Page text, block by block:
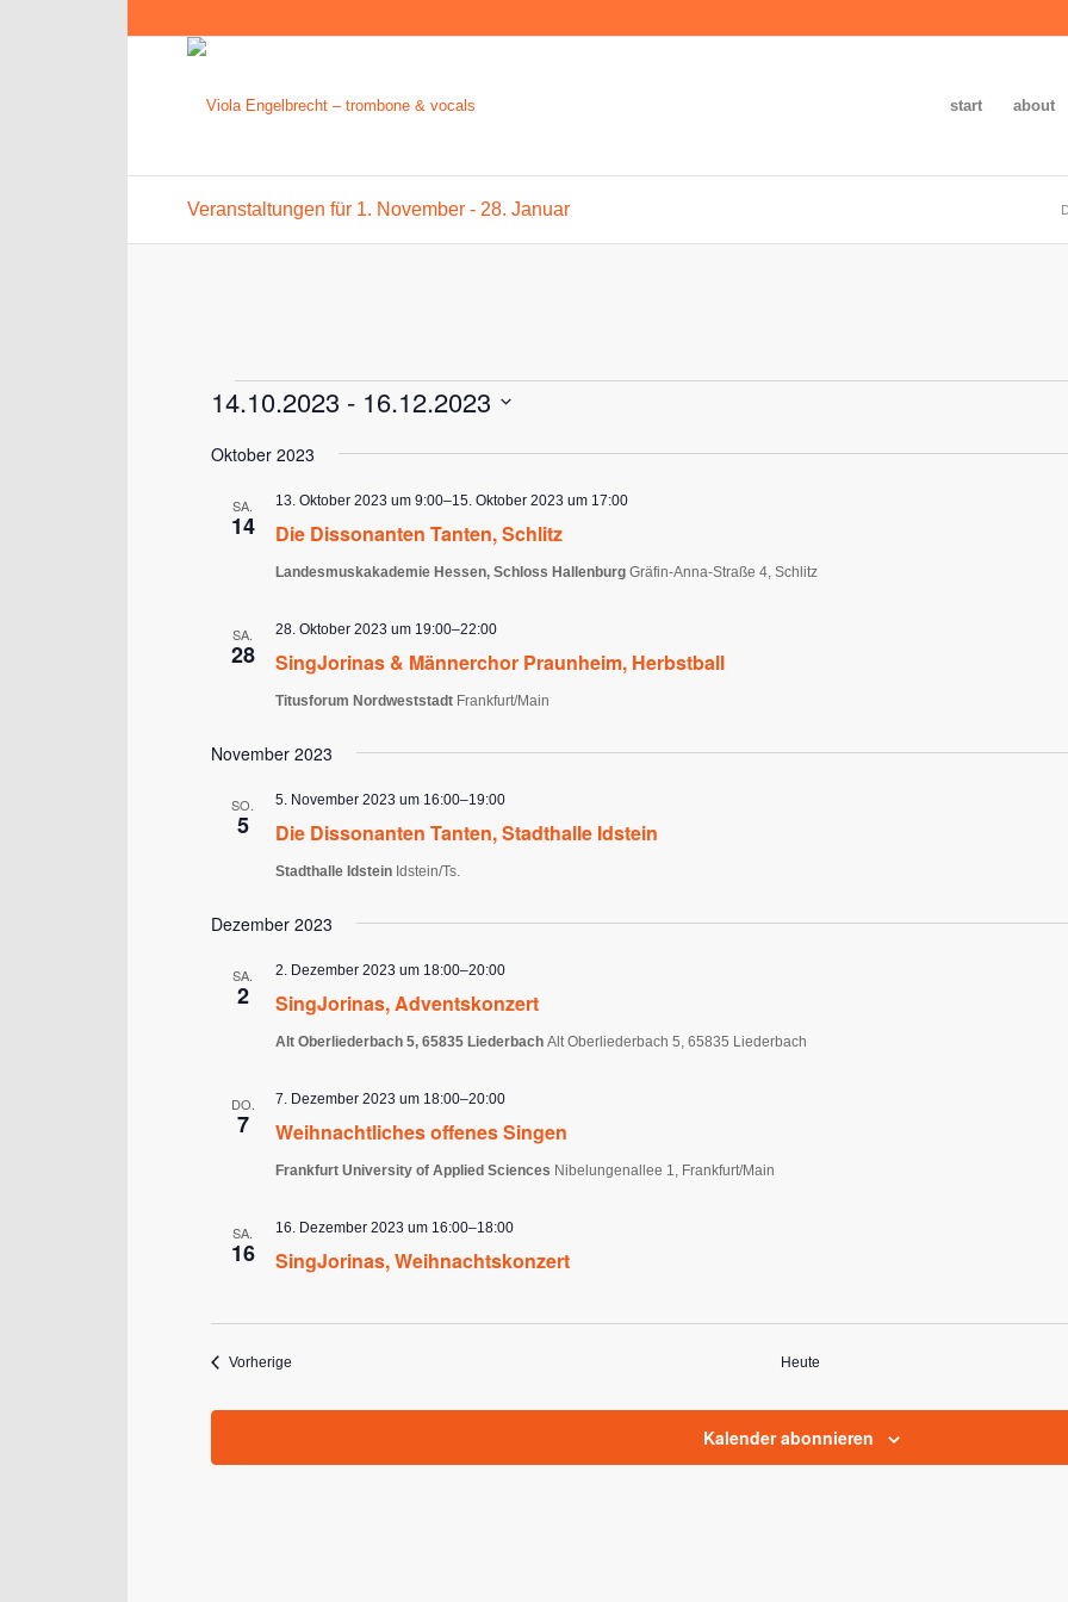
start about
Veranstaltungen für 1. November - 28. Januar
Veranstaltungen
14.10.2023 - 16.12.2023
wählen.
Oktober 2023
SA.
14 Die Dissonanten Tanten, Schlitz
13. Oktober 2023 um 9:00–15. Oktober 2023 um 17:00
Landesmuskakademie Hessen, Schloss Hallenburg Gräfin-Anna-Straße 4, Schlitz
SA.
28 SingJorinas & Männerchor Praunheim, Herbstball
28. Oktober 2023 um 19:00–22:00
Titusforum Nordweststadt Frankfurt/Main
November 2023
SO.
5 Die Dissonanten Tanten, Stadthalle Idstein
5. November 2023 um 16:00–19:00
Stadthalle Idstein Idstein/Ts.
Dezember 2023
SA.
2 SingJorinas, Adventskonzert
2. Dezember 2023 um 18:00–20:00
Alt Oberliederbach 5, 65835 Liederbach Alt Oberliederbach 5, 65835 Liederbach
DO.
7 Weihnachtliches offenes Singen
7. Dezember 2023 um 18:00–20:00
Frankfurt University of Applied Sciences Nibelungenallee 1, Frankfurt/Main
SA.
16 SingJorinas, Weihnachtskonzert
16. Dezember 2023 um 16:00–18:00
VorherigeVeranstaltungen Heute
Kalender abonnieren